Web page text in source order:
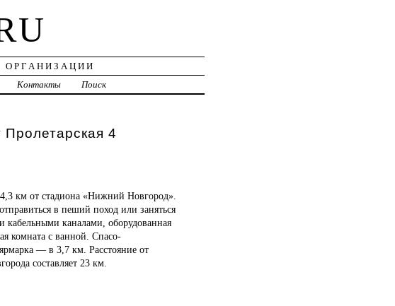
Контакты Поиск
4
км от стадиона «Нижний Новгород».
в пеший поход или заняться
кабельными каналами, оборудованная
комната с ванной. Спасо-
— в 3,7 км. Расстояние от
составляет 23 км.